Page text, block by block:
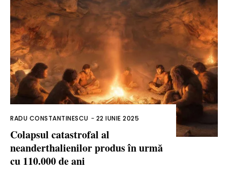
RADU CONSTANTINESCU - 22 IUNIE 2025
Colapsul catastrofal al
neanderthalienilor produs în urmă
cu 110.000 de ani